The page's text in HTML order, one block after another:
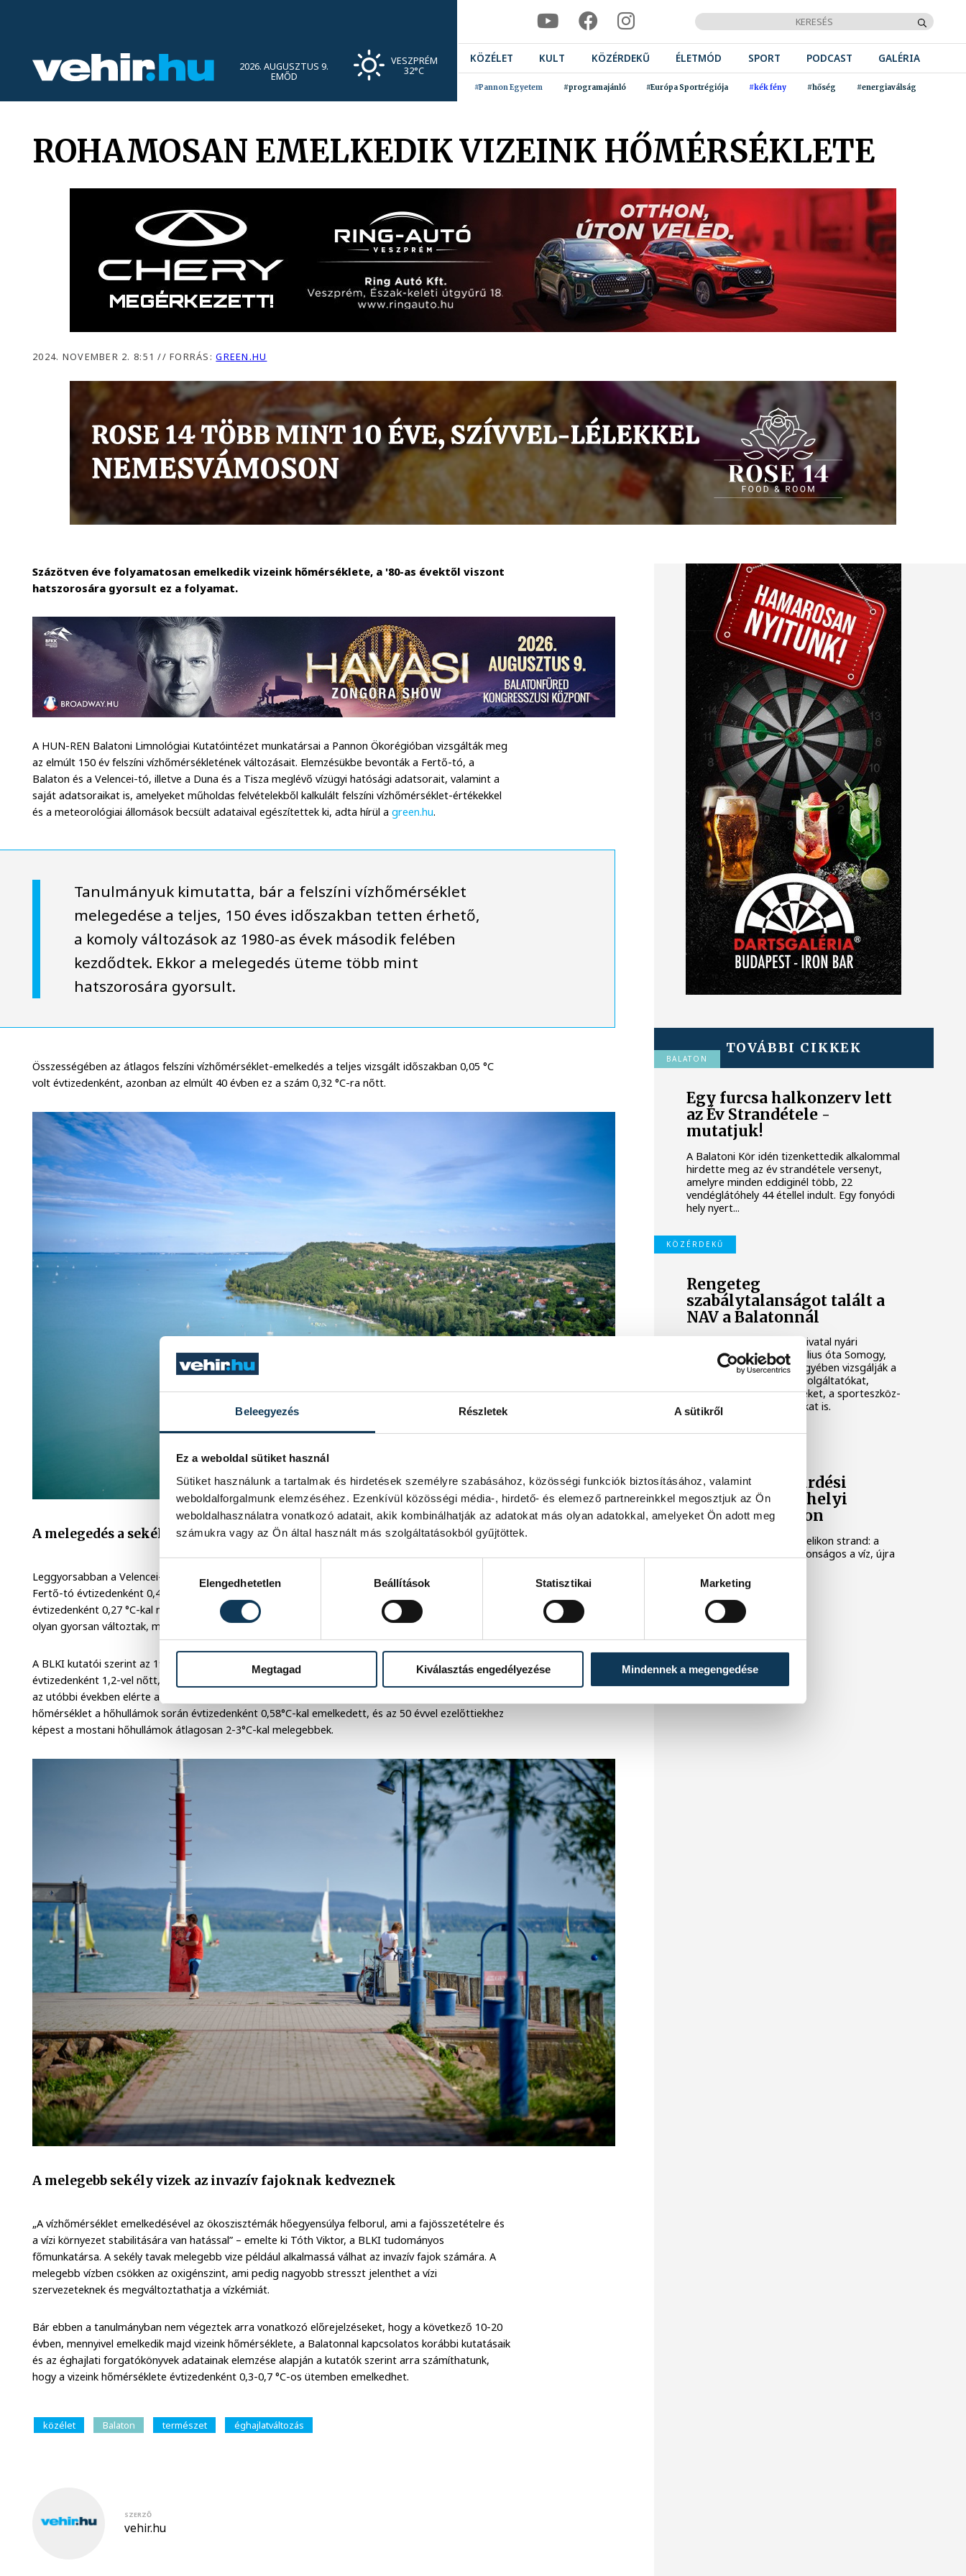
Beleegyezés Részletek A sütikről
Ez a weboldal sütiket használ
Sütiket használunk a tartalmak és hirdetések személyre szabásához, közösségi funkciók biztosításához, valamint
weboldalforgalmunk elemzéséhez. Ezenkívül közösségi média-, hirdető- és elemező partnereinkkel megosztjuk az Ön
weboldalhasználatra vonatkozó adatait, akik kombinálhatják az adatokat más olyan adatokkal, amelyeket Ön adott meg
számukra vagy az Ön által használt más szolgáltatásokból gyűjtöttek.
Elengedhetetlen
Beállítások Statisztikai Marketing
Megtagad Kiválasztás engedélyezése Mindennek a megengedése
2026. AUGUSZTUS 9.
EMŐD
VESZPRÉM
32°C
KÖZÉLET KULT KÖZÉRDEKŰ ÉLETMÓD SPORT PODCAST GALÉRIA
#Pannon Egyetem #programajánló #Európa Sportrégiója #kék fény #hőség #energiaválság
ROHAMOSAN EMELKEDIK VIZEINK HŐMÉRSÉKLETE
2024. NOVEMBER 2. 8:51// FORRÁS:GREEN.HU
Százötven éve folyamatosan emelkedik vizeink hőmérséklete, a '80-as évektől viszont
hatszorosára gyorsult ez a folyamat.
A HUN-REN Balatoni Limnológiai Kutatóintézet munkatársai a Pannon Ökorégióban vizsgálták meg
az elmúlt 150 év felszíni vízhőmérsékletének változásait. Elemzésükbe bevonták a Fertő-tó, a
Balaton és a Velencei-tó, illetve a Duna és a Tisza meglévő vízügyi hatósági adatsorait, valamint a
saját adatsoraikat is, amelyeket műholdas felvételekből kalkulált felszíni vízhőmérséklet-értékekkel
és a meteorológiai állomások becsült adataival egészítettek ki, adta hírül agreen.hu.
Tanulmányuk kimutatta, bár a felszíni vízhőmérséklet
melegedése a teljes, 150 éves időszakban tetten érhető,
a komoly változások az 1980-as évek második felében
kezdődtek. Ekkor a melegedés üteme több mint
hatszorosára gyorsult.
Összességében az átlagos felszíni vízhőmérséklet-emelkedés a teljes vizsgált időszakban 0,05 °C
volt évtizedenként, azonban az elmúlt 40 évben ez a szám 0,32 °C-ra nőtt.
A melegedés a sekély tavakat érinti a leginkább
Leggyorsabban a Velencei-tó hőmérséklete emelkedett, évtizedenként 0,7 °C-ot. A Balaton és a
Fertő-tó évtizedenként 0,46 °C-kal lett melegebb, szemben a folyókkal, melyek lassabban,
évtizedenként 0,27 °C-kal melegedtek. Érdekesség, hogy a téli hőmérsékletek csaknem kétszer
olyan gyorsan változtak, mint a nyáriak.
A BLKI kutatói szerint az 1980-as évek végétől a hőhullámok is gyakoribbá váltak. Számuk
évtizedenként 1,2-vel nőtt, a hőhullámok teljes hossza pedig évtizedenként 22 nappal emelkedett,
az utóbbi években elérte a 120 napot is. Eközben a hőhullámok intenzitása is jelentősen változott, a
hőmérséklet a hőhullámok során évtizedenként 0,58°C-kal emelkedett, és az 50 évvel ezelőttiekhez
képest a mostani hőhullámok átlagosan 2-3°C-kal melegebbek.
A melegebb sekély vizek az invazív fajoknak kedveznek
„A vízhőmérséklet emelkedésével az ökoszisztémák hőegyensúlya felborul, ami a fajösszetételre és
a vízi környezet stabilitására van hatással” – emelte ki Tóth Viktor, a BLKI tudományos
főmunkatársa. A sekély tavak melegebb vize például alkalmassá válhat az invazív fajok számára. A
melegebb vízben csökken az oxigénszint, ami pedig nagyobb stresszt jelenthet a vízi
szervezeteknek és megváltoztathatja a vízkémiát.
Bár ebben a tanulmányban nem végeztek arra vonatkozó előrejelzéseket, hogy a következő 10-20
évben, mennyivel emelkedik majd vizeink hőmérséklete, a Balatonnal kapcsolatos korábbi kutatásaik
és az éghajlati forgatókönyvek adatainak elemzése alapján a kutatók szerint arra számíthatunk,
hogy a vizeink hőmérséklete évtizedenként 0,3-0,7 °C-os ütemben emelkedhet.
közélet Balaton természet éghajlatváltozás
SZERZŐ
vehir.hu
TOVÁBBI CIKKEK
BALATON
Egy furcsa halkonzerv lett
az Év Strandétele -
mutatjuk!
A Balatoni Kör idén tizenkettedik alkalommal
hirdette meg az év strandétele versenyt,
amelyre minden eddiginél több, 22
vendéglátóhely 44 étellel indult. Egy fonyódi
hely nyert...
KÖZÉRDEKŰ
Rengeteg
szabálytalanságot talált a
NAV a Balatonnál
A Nemzeti Adó- és Vámhivatal nyári
ellenőrzéssorozatában július óta Somogy,
Veszprém és Zala vármegyében vizsgálják a
legforgalmasabb nyári szolgáltatókat,
köztük a vendéglátóhelyeket, a sporteszköz-
kölcsönzőket és a taxisokat is.
Feloldották a fürdési
tilalmat a keszthelyi
Helikon strandon
Újra nyitva a keszthelyi Helikon strand: a
mérések szerint már biztonságos a víz, újra